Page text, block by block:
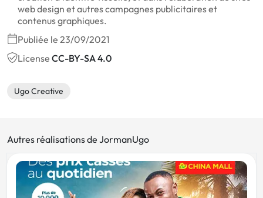
web design et autres campagnes publicitaires et
contenus graphiques.
Publiée le 23/09/2021
License CC-BY-SA 4.0
Ugo Creative
Autres réalisations de JormanUgo